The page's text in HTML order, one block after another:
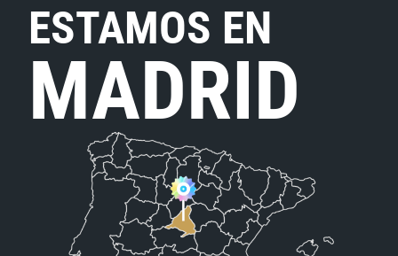
ESTAMOS EN
MADRID